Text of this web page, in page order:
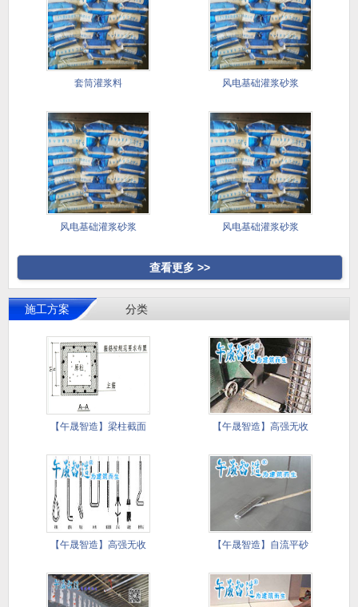
套筒灌浆料 风电基础灌浆砂浆
风电基础灌浆砂浆 风电基础灌浆砂浆
查看更多 >>
施工方案 分类
【午晟智造】梁柱截面 【午晟智造】高强无收
【午晟智造】高强无收 【午晟智造】自流平砂